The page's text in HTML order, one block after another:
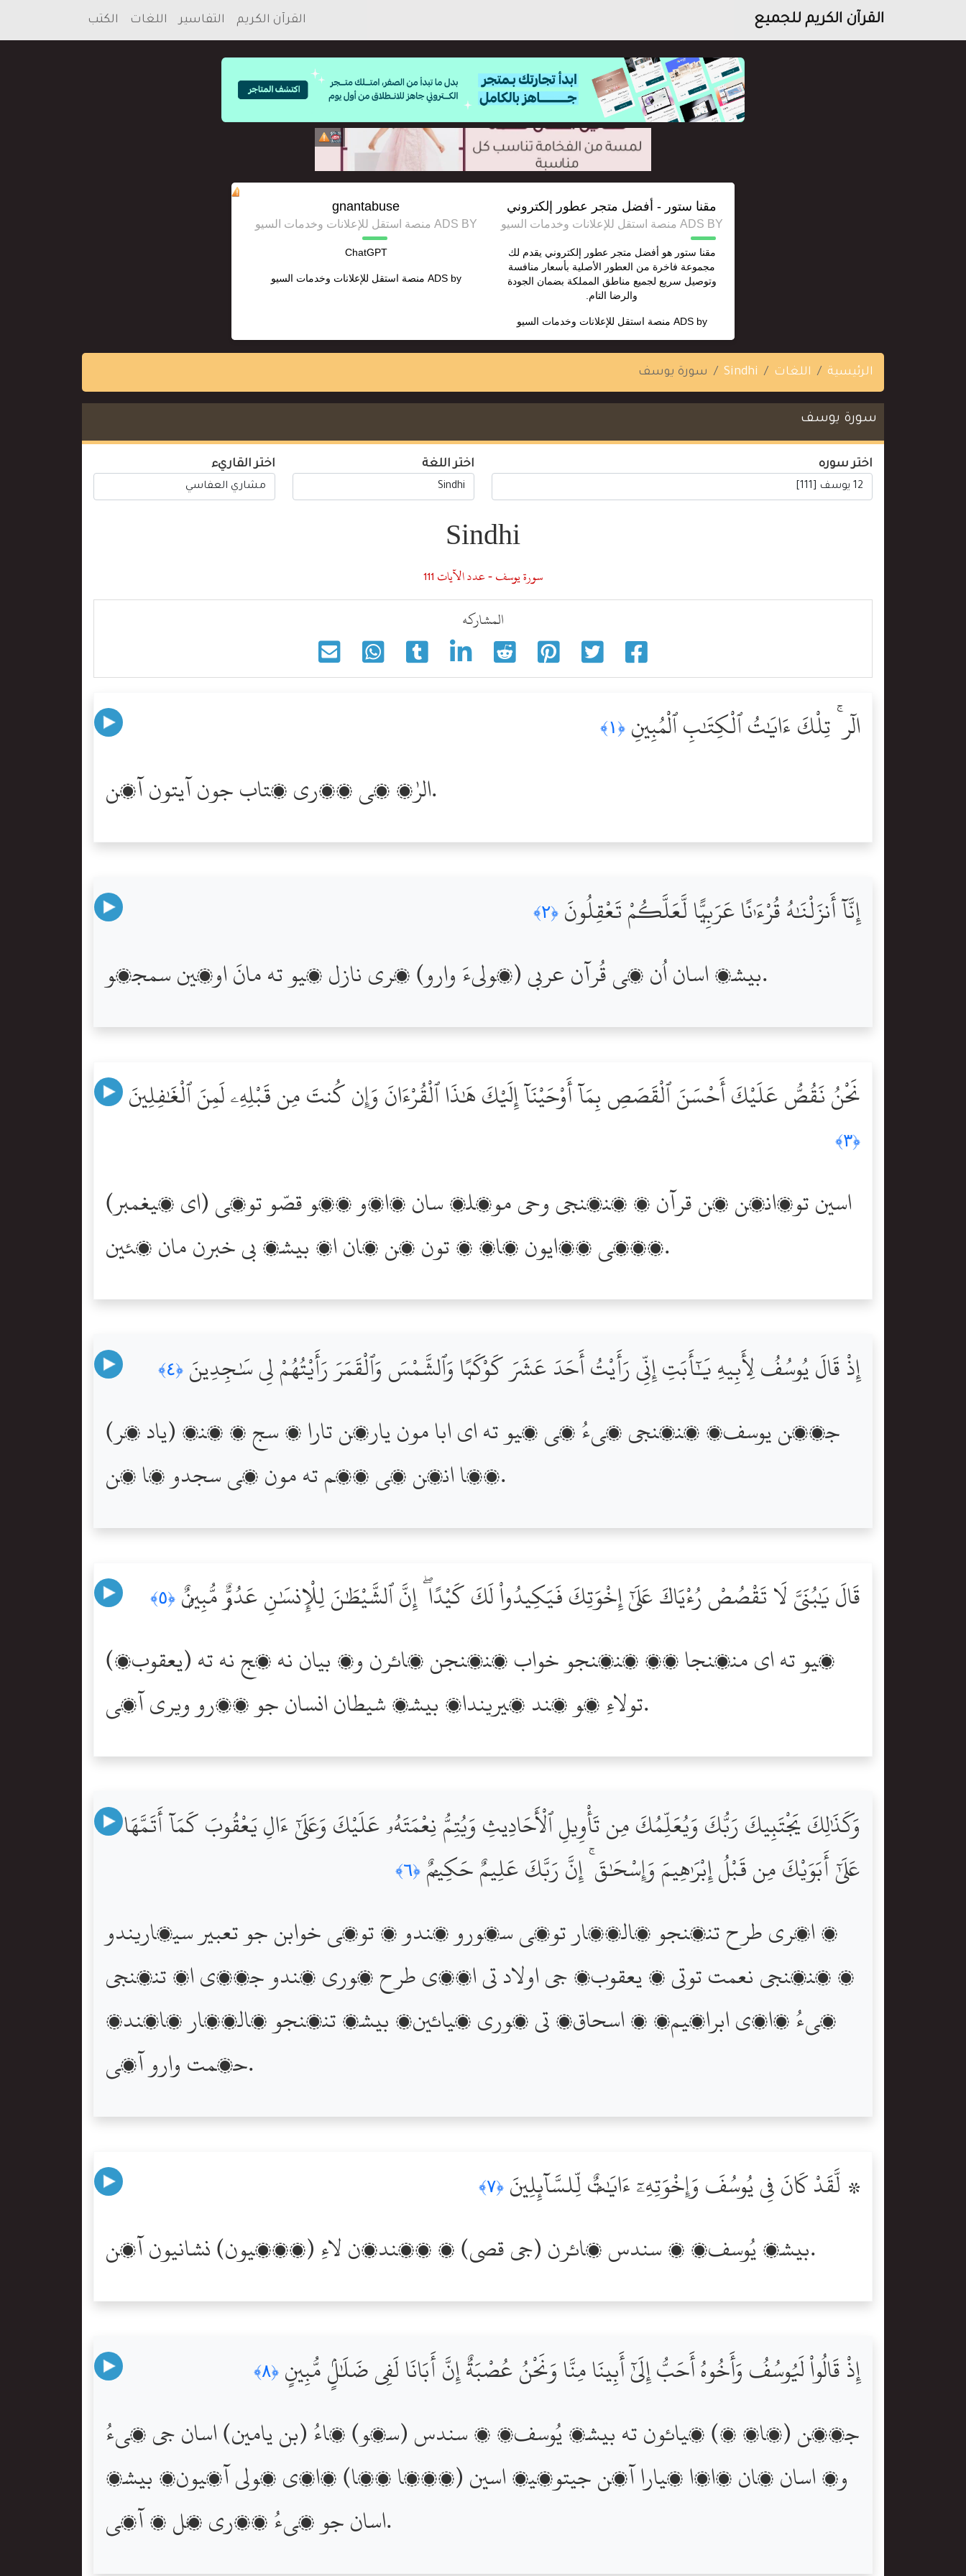
القرآن الكريم للجميع القرآن الكريم التفاسير اللغات الكتب
مقنا ستور - أفضل متجر عطور إلكتروني
ADS BY منصة استقل للإعلانات وخدمات السيو
مقنا ستور هو أفضل متجر عطور إلكتروني يقدم لك
مجموعة فاخرة من العطور الأصلية بأسعار منافسة
وتوصيل سريع لجميع مناطق المملكة بضمان الجودة
والرضا التام.
ADS by منصة استقل للإعلانات وخدمات السيو
gnantabuse
ADS BY منصة استقل للإعلانات وخدمات السيو
ChatGPT
ADS by منصة استقل للإعلانات وخدمات السيو
الرئيسية اللغات Sindhi سورة يوسف
سورة يوسف
اختر سوره اختر اللغة اختر القاريء
Sindhi
سورة يوسف - عدد الآيات 111
المشاركه
الٓر ۚ تِلْكَ ءَايَٰتُ ٱلْكِتَٰبِ ٱلْمُبِينِ ﴿١﴾
الرٰ، ھي پڌري ڪتاب جون آيتون آھن.
إِنَّآ أَنزَلْنَٰهُ قُرْءَٰنًا عَرَبِيًّۭا لَّعَلَّكُمْ تَعْقِلُونَ ﴿٢﴾
بيشڪ اسان اُن کي قُرآن عربي (ٻوليءَ وارو) ڪري نازل ڪيو ته مانَ اوھين سمجھو.
نَحْنُ نَقُصُّ عَلَيْكَ أَحْسَنَ ٱلْقَصَصِ بِمَآ أَوْحَيْنَآ إِلَيْكَ هَٰذَا ٱلْقُرْءَانَ وَإِن كُنتَ مِن قَبْلِهِۦ لَمِنَ ٱلْغَٰفِلِينَ
﴿٣﴾
(اي پيغمبر) اسين توڏانھن ھن قرآن ۾ پنھنجي وحي موڪلڻ سان ڏاڍو چڱو قصّو توکي
پڙھي ٻڌايون ٿا، ۽ تون ھن کان اڳ بيشڪ بي خبرن مان ھئين.
إِذْ قَالَ يُوسُفُ لِأَبِيهِ يَٰٓأَبَتِ إِنِّى رَأَيْتُ أَحَدَ عَشَرَ كَوْكَبًۭا وَٱلشَّمْسَ وَٱلْقَمَرَ رَأَيْتُهُمْ لِى سَٰجِدِينَ ﴿٤﴾
(ياد ڪر) جڏھن يوسفؑ پنھنجي پيءُ کي چيو ته اي ابا مون يارھن تارا ۽ سج ۽ چنڊ
ڏٺا انھن کي ڏٺم ته مون کي سجدو ٿا ڪن.
قَالَ يَٰبُنَىَّ لَا تَقْصُصْ رُءْيَاكَ عَلَىٰٓ إِخْوَتِكَ فَيَكِيدُواْ لَكَ كَيْدًا ۖ إِنَّ ٱلشَّيْطَٰنَ لِلْإِنسَٰنِ عَدُوٌّۭ مُّبِينٌۭ ﴿٥﴾
(يعقوبؑ) چيو ته اي منھنجا پٽ پنھنجو خواب پنھنجن ڀائرن وٽ بيان نه ڪج نه ته
تولاءِ ڪو ڦند ڦيريندا، بيشڪ شيطان انسان جو پڌرو ويري آھي.
وَكَذَٰلِكَ يَجْتَبِيكَ رَبُّكَ وَيُعَلِّمُكَ مِن تَأْوِيلِ ٱلْأَحَادِيثِ وَيُتِمُّ نِعْمَتَهُۥ عَلَيْكَ وَعَلَىٰٓ ءَالِ يَعْقُوبَ كَمَآ أَتَمَّهَا
عَلَىٰٓ أَبَوَيْكَ مِن قَبْلُ إِبْرَٰهِيمَ وَإِسْحَٰقَ ۚ إِنَّ رَبَّكَ عَلِيمٌ حَكِيمٌۭ ﴿٦﴾
۽ اھري طرح تنھنجو پالڻھار توکي سڳورو ڪندو ۽ توکي خوابن جو تعبير سيکاريندو
۽ پنھنجي نعمت توتي ۽ يعقوبؑ جي اولاد تي اھڙي طرح پوري ڪندو جھڙي اڳ تنھنجي
پيءُ ڏاڏي ابراھيمؑ ۽ اسحاقؑ تي پوري ڪيائين، بيشڪ تنھنجو پالڻھار ڄاڻندڙ
حڪمت وارو آھي.
۞ لَّقَدْ كَانَ فِى يُوسُفَ وَإِخْوَتِهِۦٓ ءَايَٰتٌۭ لِّلسَّآئِلِينَ ﴿٧﴾
بيشڪ يُوسفؑ ۽ سندس ڀائرن (جي قصي) ۾ پڇندڙن لاءِ (گھڻيون) نشانيون آھن.
إِذْ قَالُواْ لَيُوسُفُ وَأَخُوهُ أَحَبُّ إِلَىٰٓ أَبِينَا مِنَّا وَنَحْنُ عُصْبَةٌ إِنَّ أَبَانَا لَفِى ضَلَٰلٍۢ مُّبِينٍ ﴿٨﴾
جڏھن (پاڻ ۾) چيائون ته بيشڪ يُوسفؑ ۽ سندس (سڳو) ڀاءُ (بن يامين) اسان جي پيءُ
وٽ اسان کان ڏاڍا پيارا آھن جيتوڻيڪ اسين (گھڻا ڄڻا) ڏاڍي ٽولي آھيون، بيشڪ
اسان جو پيءُ پڌري ڀُل ۾ آھي.